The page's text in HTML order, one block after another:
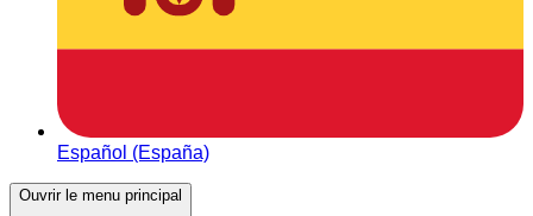
Español (España)
Ouvrir le menu principal